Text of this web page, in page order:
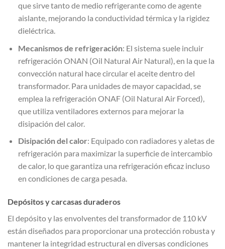
que sirve tanto de medio refrigerante como de agente
aislante, mejorando la conductividad térmica y la rigidez
dieléctrica.
Mecanismos de refrigeración: El sistema suele incluir
refrigeración ONAN (Oil Natural Air Natural), en la que la
convección natural hace circular el aceite dentro del
transformador. Para unidades de mayor capacidad, se
emplea la refrigeración ONAF (Oil Natural Air Forced),
que utiliza ventiladores externos para mejorar la
disipación del calor.
Disipación del calor: Equipado con radiadores y aletas de
refrigeración para maximizar la superficie de intercambio
de calor, lo que garantiza una refrigeración eficaz incluso
en condiciones de carga pesada.
Depósitos y carcasas duraderos
El depósito y las envolventes del transformador de 110 kV
están diseñados para proporcionar una protección robusta y
mantener la integridad estructural en diversas condiciones